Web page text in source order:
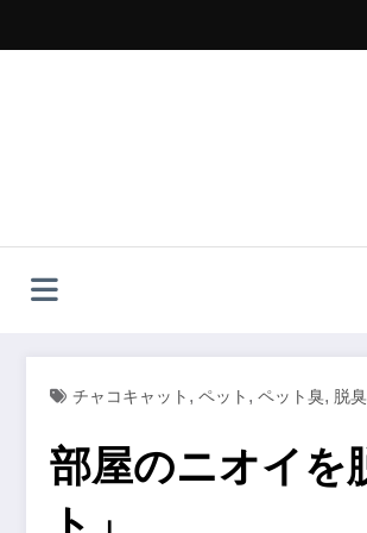
ッ
チャコキャット , ペット , ペット臭, 脱臭
部屋のニオイを